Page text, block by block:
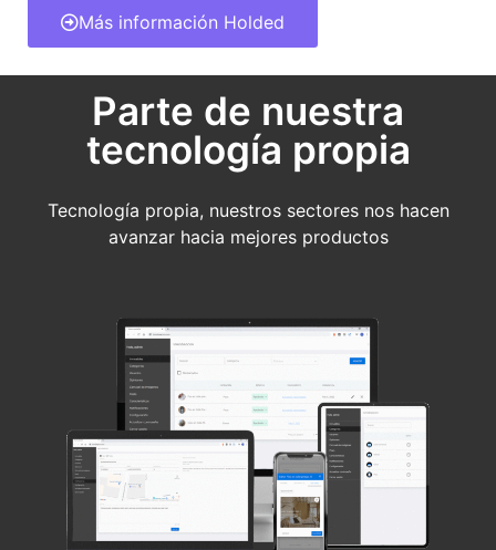
Más información Holded
Parte de nuestra
tecnología propia
Tecnología propia, nuestros sectores nos hacen
avanzar hacia mejores productos